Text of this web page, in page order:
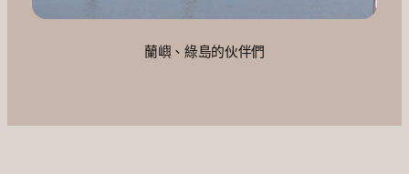
蘭嶼、綠島的伙伴們